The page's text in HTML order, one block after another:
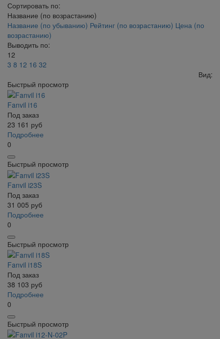
Сортировать по:
Название (по возрастанию)
Название (по убыванию) Рейтинг (по возрастанию) Цена (по
возрастанию)
Выводить по:
12
3 8 12 16 32
Вид:
Быстрый просмотр
Fanvil i16
Под заказ
23 161 руб
Подробнее
0
Быстрый просмотр
Fanvil i23S
Под заказ
31 005 руб
Подробнее
0
Быстрый просмотр
Fanvil i18S
Под заказ
38 103 руб
Подробнее
0
Быстрый просмотр